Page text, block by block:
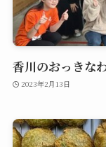
香川のおっきな
2023年2月13日